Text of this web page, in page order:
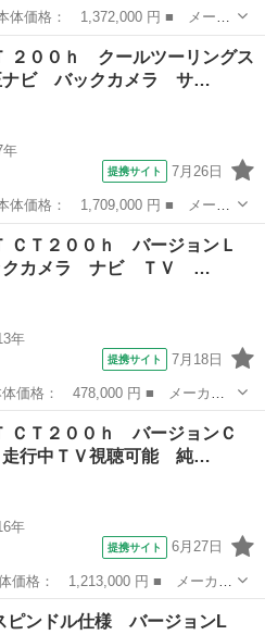
Ｔ ■ グレード名： ＣＴ２００
ルインテリア 禁煙車 ドラレコ
２００ｈ クールツーリングス
ナビ バックカメラ サ…
年
提携サイト 7月26日
Ｔ ■ グレード名： ２００ｈ
ナビ バックカメラ サンルーフ
ＣＴ２００ｈ バージョンＬ
クカメラ ナビ ＴＶ …
年
提携サイト 7月18日
■ グレード名： ＣＴ２００
カメラ ナビ ＴＶ クリアラン
ＣＴ２００ｈ バージョンＣ
行中ＴＶ視聴可能 純…
年
提携サイト 6月27日
■ グレード名： ＣＴ２００
行中ＴＶ視聴可能 純正ＳＤナ
ピンドル仕様 バージョンL